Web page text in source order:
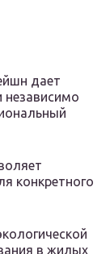
дает
независимо
конкретного
в жилых